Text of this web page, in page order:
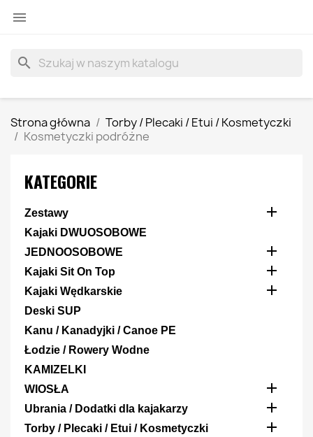

search
Strona główna
Torby / Plecaki / Etui / Kosmetyczki
Kosmetyczki podróżne
KATEGORIE
Zestawy 
Kajaki DWUOSOBOWE
JEDNOOSOBOWE

Kajaki Sit On Top 
Kajaki Wędkarskie 
Deski SUP
Kanu / Kanadyjki / Canoe PE
Łodzie / Rowery Wodne
KAMIZELKI
WIOSŁA

Ubrania / Dodatki dla kajakarzy 
Torby / Plecaki / Etui / Kosmetyczki 